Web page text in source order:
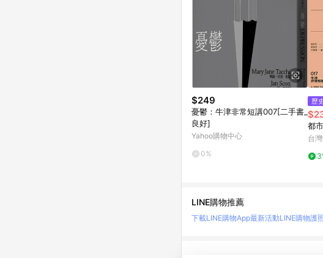
$249
憂鬱：牛津非常短講007[二手書_
良好]
Yahoo購物中心
0%
歷
都
台
LINE購物推薦
下載LINE購物App最新活動LINE購物護